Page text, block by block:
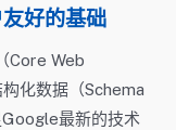
好的基础
Core Web
化数据（Schema
最新的技术